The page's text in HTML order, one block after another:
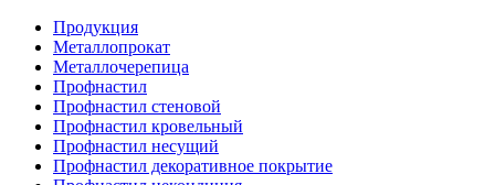
Продукция
Металлопрокат
Металлочерепица
Профнастил
Профнастил стеновой
Профнастил кровельный
Профнастил несущий
Профнастил декоративное покрытие